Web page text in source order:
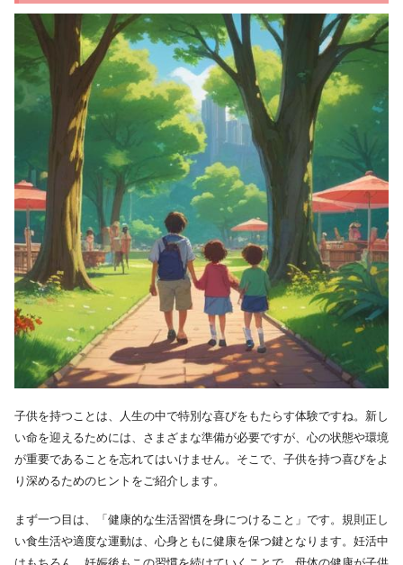
子供を持つことは、人生の中で特別な喜びをもたらす体験ですね。新し
い命を迎えるためには、さまざまな準備が必要ですが、心の状態や環境
が重要であることを忘れてはいけません。そこで、子供を持つ喜びをよ
り深めるためのヒントをご紹介します。
まず一つ目は、「健康的な生活習慣を身につけること」です。規則正し
い食生活や適度な運動は、心身ともに健康を保つ鍵となります。妊活中